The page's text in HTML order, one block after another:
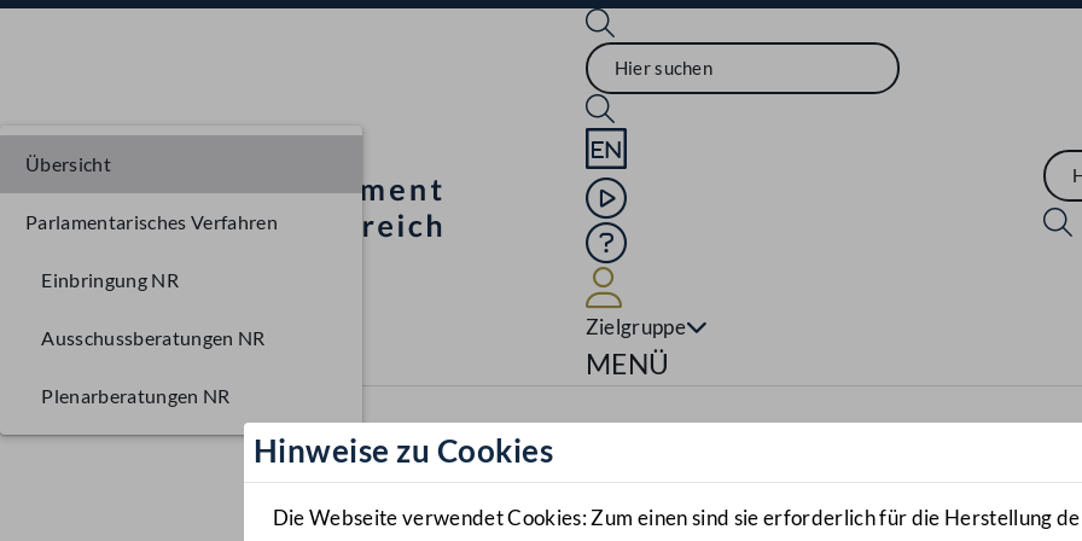
Sprache English
Mediathek
Hilfe
Zielgruppe
Navigationsmenü öffnen
MENÜ
Hinweise zu Cookies
Die Webseite verwendet Cookies: Zum einen sind sie erforderlich für die Herstellung
Übersicht
Parlamentarisches Verfahren
Einbringung NR
Ausschussberatungen NR
Plenarberatungen NR